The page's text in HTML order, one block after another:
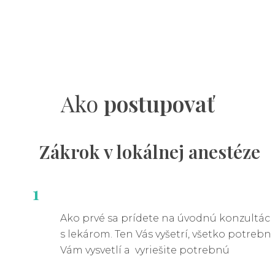
Ako postupovať
Zákrok vlokálnej anestéze
1
Ako prvé sa prídete na úvodnú
s lekárom. Ten Vás vyšetrí, všetko
Vám vysvetlí a vyriešite potrebnú